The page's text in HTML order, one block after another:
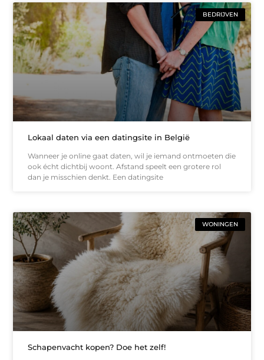
BEDRIJVEN
Lokaal daten via een datingsite in België
Wanneer je online gaat daten, wil je iemand ontmoeten die
ook écht dichtbij woont. Afstand speelt een grotere rol
dan je misschien denkt. Een datingsite
WONINGEN
Schapenvacht kopen? Doe het zelf!